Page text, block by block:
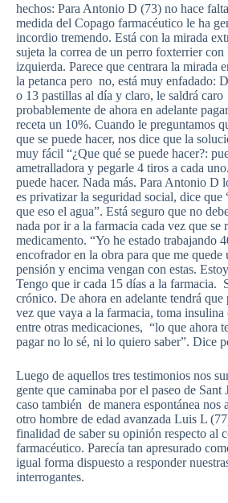
hechos: Para Antonio D (73) no hace
medida del Copago farmacéutico le ha
incordio tremendo. Está con la mirada
sujeta la correa de un perro foxterrier con
izquierda. Parece que centrara la mirada
la petanca pero no, está muy enfadado:
o 13 pastillas al día y claro, le saldrá caro
probablemente de ahora en adelante
receta un 10%. Cuando le preguntamos
que se puede hacer, nos dice que la
muy fácil “¿Que qué se puede hacer?:
ametralladora y pegarle 4 tiros a cada
puede hacer. Nada más. Para Antonio D
es privatizar la seguridad social, dice que
que eso el agua”. Está seguro que no
nada por ir a la farmacia cada vez que se
medicamento. “Yo he estado trabajando
encofrador en la obra para que me quede
pensión y encima vengan con estas.
Tengo que ir cada 15 días a la farmacia.
crónico. De ahora en adelante tendrá que
vez que vaya a la farmacia, toma insulina
entre otras medicaciones, “lo que ahora
pagar no lo sé, ni lo quiero saber”. Dice
Luego de aquellos tres testimonios nos
gente que caminaba por el paseo de Sant
caso también de manera espontánea nos
otro hombre de edad avanzada Luis L
finalidad de saber su opinión respecto al
farmacéutico. Parecía tan apresurado
igual forma dispuesto a responder
interrogantes.